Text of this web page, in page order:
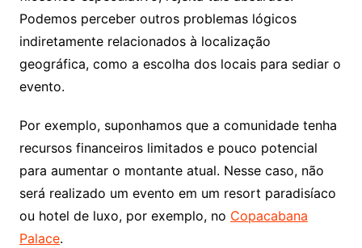
Podemos perceber outros problemas lógicos
indiretamente relacionados à localização
geográfica, como a escolha dos locais para sediar o
evento.
Por exemplo, suponhamos que a comunidade tenha
recursos financeiros limitados e pouco potencial
para aumentar o montante atual. Nesse caso, não
será realizado um evento em um resort paradisíaco
ou hotel de luxo, por exemplo, no Copacabana
Palace.